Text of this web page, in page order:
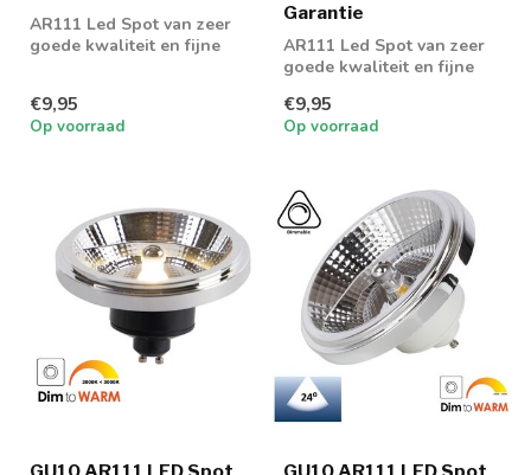
AR111 Led Spot van zeer
goede kwaliteit en fijne
€9,95
Op voorraad
Garantie
AR111 Led Spot van zeer
goede kwaliteit en fijne
€9,95
Op voorraad